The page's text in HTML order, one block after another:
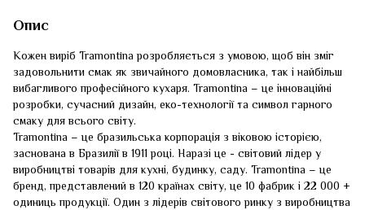
Опис
Кожен виріб Tramontina розробляється з умовою, щоб він зміг
задовольнити смак як звичайного домовласника, так і найбільш
вибагливого професійного кухаря. Tramontina – це інноваційні
розробки, сучасний дизайн, еко-технології та символ гарного
смаку для всього світу.
Tramontina – це бразильська корпорація з віковою історією,
заснована в Бразилії в 1911 році. Наразі це - світовий лідер у
виробництві товарів для кухні, будинку, саду. Tramontina – це
бренд, представлений в 120 країнах світу, це 10 фабрик і 22 000 +
одиниць продукції. Один з лідерів світового ринку з виробництва